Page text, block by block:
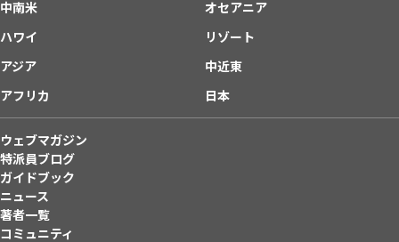
中南米
オセアニア
ハワイ
リゾート
アジア
中近東
アフリカ
日本
ウェブマガジン
特派員ブログ
ガイドブック
ニュース
著者一覧
コミュニティ